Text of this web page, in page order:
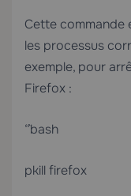
Cette commande
les processus
exemple, pour
Firefox :
“`bash
pkill firefox